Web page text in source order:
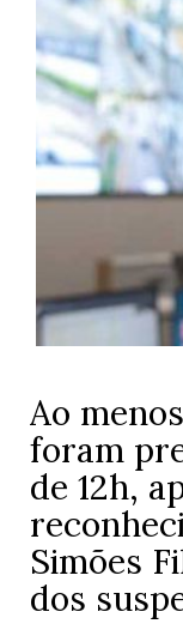
Ao
foram
de 12h,
Simões
dos